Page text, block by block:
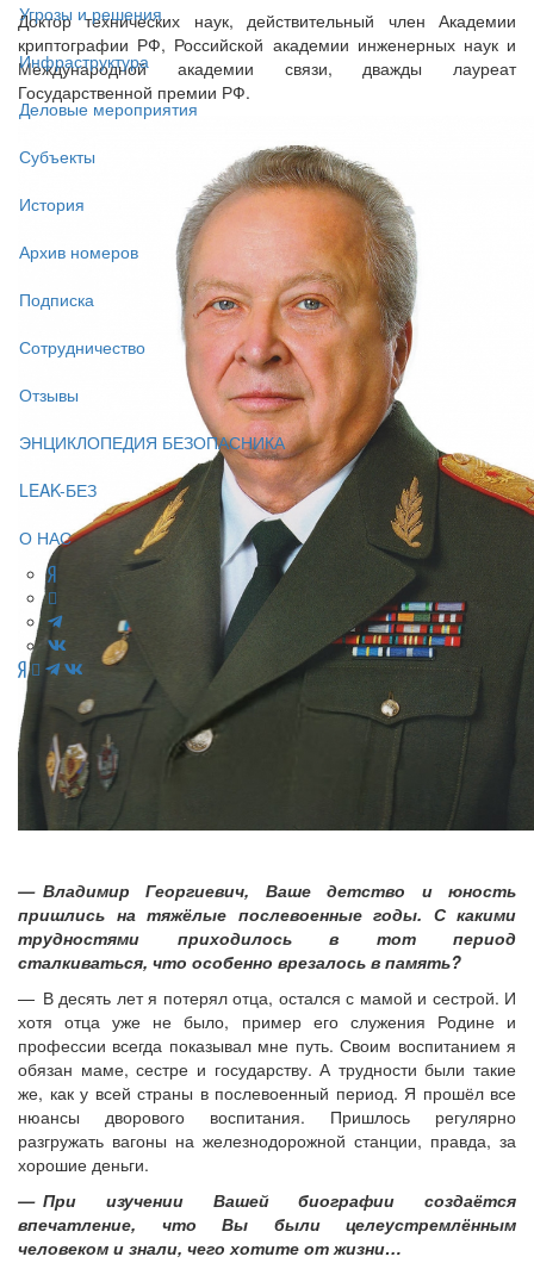
Угрозы и решения
Инфраструктура
Деловые мероприятия
Субъекты
История
Архив номеров
Подписка
Сотрудничество
Отзывы
ЭНЦИКЛОПЕДИЯ БЕЗОПАСНИКА
LEAK-БЕЗ
О НАС
Доктор технических наук, действительный член Академии
криптографии РФ, Российской академии инженерных наук и
Международной академии связи, дважды лауреат
Государственной премии РФ.
— Владимир Георгиевич, Ваше детство и юность
пришлись на тяжёлые послевоенные годы. С какими
трудностями приходилось в тот период
сталкиваться, что особенно врезалось в память?
— В десять лет я потерял отца, остался с мамой и сестрой. И
хотя отца уже не было, пример его служения Родине и
профессии всегда показывал мне путь. Своим воспитанием я
обязан маме, сес­тре и государству. А трудности были такие
же, как у всей страны в послевоенный период. Я прошёл все
нюансы дворового воспитания. Пришлось регулярно
разгружать вагоны на железнодорожной станции, правда, за
хорошие деньги.
— При изучении Вашей биографии соз­даётся
впечатление, что Вы были целеустремлённым
человеком и знали, чего хотите от жизни…